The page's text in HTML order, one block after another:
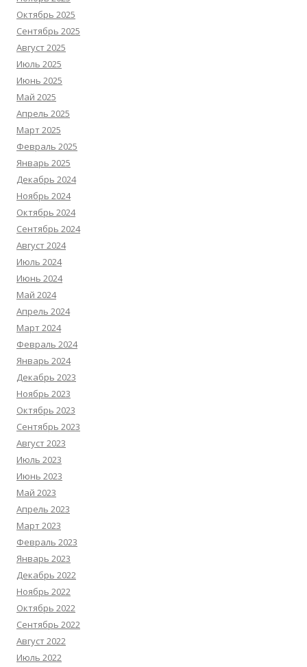
Октябрь 2025
Сентябрь 2025
Август 2025
Июль 2025
Июнь 2025
Май 2025
Апрель 2025
Март 2025
Февраль 2025
Январь 2025
Декабрь 2024
Ноябрь 2024
Октябрь 2024
Сентябрь 2024
Август 2024
Июль 2024
Июнь 2024
Май 2024
Апрель 2024
Март 2024
Февраль 2024
Январь 2024
Декабрь 2023
Ноябрь 2023
Октябрь 2023
Сентябрь 2023
Август 2023
Июль 2023
Июнь 2023
Май 2023
Апрель 2023
Март 2023
Февраль 2023
Январь 2023
Декабрь 2022
Ноябрь 2022
Октябрь 2022
Сентябрь 2022
Август 2022
Июль 2022